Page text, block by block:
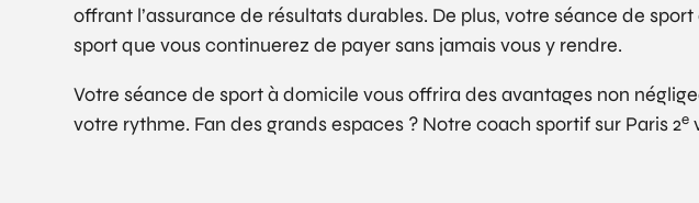
offrant l’assurance de résultats durables. De plus, votre séance de
sport que vous continuerez de payer sans jamais vous y rendre.
Votre séance de sport à domicile vous offrira des avantages non
votre rythme. Fan des grands espaces ? Notre coach sportif sur Paris 2e